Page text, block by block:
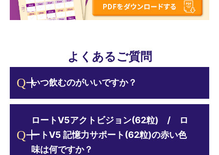
よくあるご質問
いつ飲むのがいいですか？
ロートV5アクトビジョン(62粒) / ロ
ートV5 記憶力サポート(62粒)の赤い色
味は何ですか？